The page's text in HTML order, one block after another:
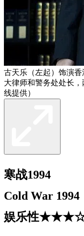
古天乐（左起）饰演
大律师和警务处处长
线提供）
寒战1994
Cold War 1994
娱乐性★★★☆